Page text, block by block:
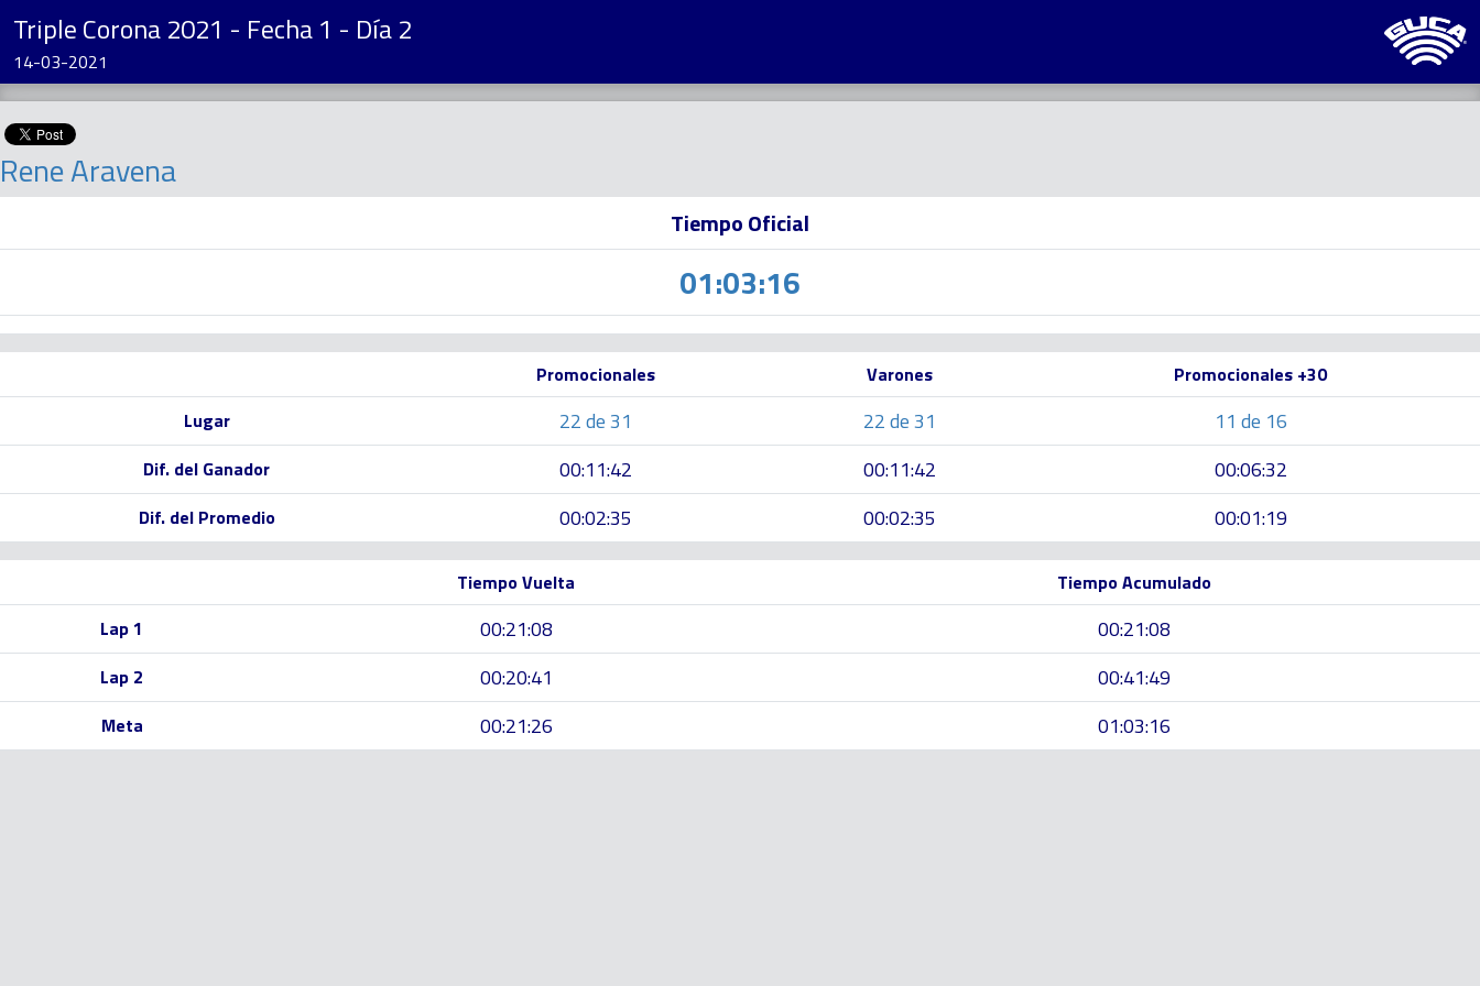
Triple Corona 2021 - Fecha 1 - Día 2
14-03-2021
Rene Aravena
Tiempo Oficial
01:03:16
Promocionales Varones
Promocionales +30
Lugar
22 de 31 22 de 31 11 de 16
Dif. del Ganador 00:11:42 00:11:42 00:06:32
Dif. del Promedio 00:02:35 00:02:35 00:01:19
Tiempo Vuelta
Tiempo Acumulado
Lap 1
00:21:08 00:21:08
Lap 2 00:20:41 00:41:49
Meta 00:21:26 01:03:16